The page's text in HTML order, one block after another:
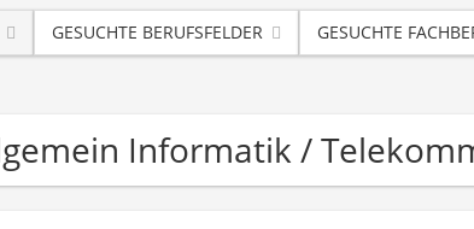
GESUCHTE BERUFSFELDER GESUCHTE
Informatik /